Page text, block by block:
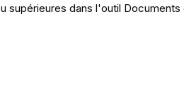
supérieures dans l'outil Documents